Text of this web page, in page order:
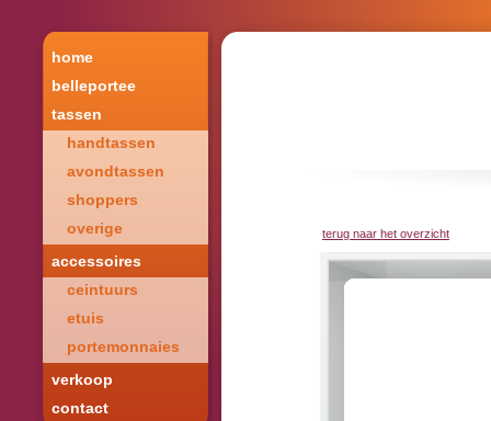
home
belleportee
tassen
handtassen
avondtassen
shoppers
overige
accessoires
ceintuurs
etuis
portemonnaies
verkoop
contact
terug naar het overzicht